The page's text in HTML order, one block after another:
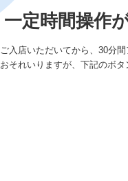
一定時間操作
ご入店いただいてから、30分
おそれいりますが、下記のボタ